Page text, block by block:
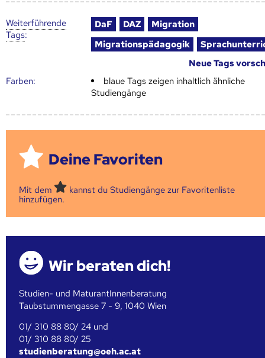
Weiter­führende
Tags:
DaF DAZ
Migration
Migrationspädagogik
Neue Tags
Farben:
blaue Tags zeigen inhaltlich ähnliche
Studiengänge
Deine Favoriten
Mit dem
kannst du Studiengänge zur Favoritenliste
hinzufügen.
Wir beraten dich!
Studien- und MaturantInnenberatung
Taubstummengasse 7 - 9, 1040 Wien
01/ 310 88 80/ 24 und
01/ 310 88 80/ 25
studienberatung@oeh.ac.at